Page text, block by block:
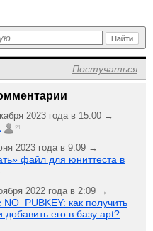
Постучаться
2023 года в 15:00 →
21
2023 года в 9:09 →
файл для юниттеста в
2022 года в 2:09 →
как получить
добавить его в базу apt?